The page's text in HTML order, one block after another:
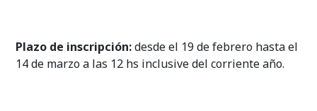
Plazo de inscripción:desde el 19 de febrero hasta el
14 de marzo a las 12 hs inclusive del corriente año.